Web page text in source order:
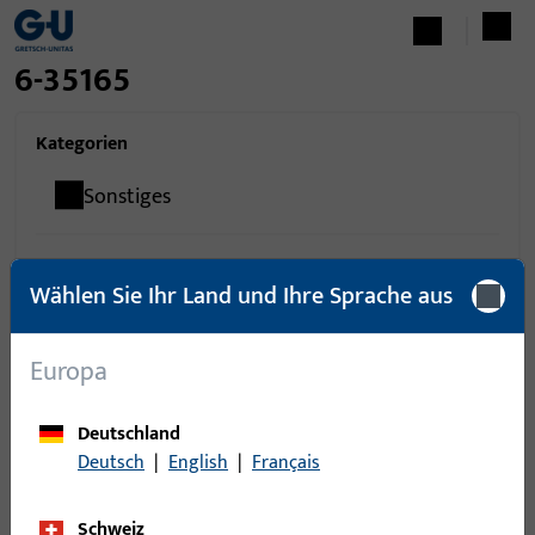
6-35165
Kategorien
Sonstiges
Artikel gefunden
Artikel
Wählen Sie Ihr Land und Ihre Sprache aus
Europa
Deutschland
Deutsch | English | Français